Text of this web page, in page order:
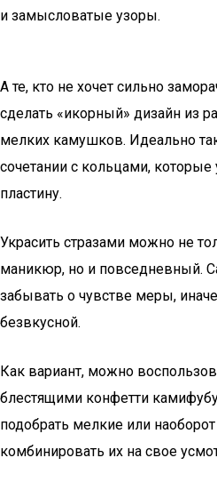
и замысловатые узоры.
А те, кто не хочет сильно
сделать «икорный» дизайн из
мелких камушков. Идеально
сочетании с кольцами,
пластину.
Украсить стразами можно не
маникюр, но и повседневный.
забывать о чувстве меры,
безвкусной.
Как вариант, можно
блестящими конфетти
подобрать мелкие или
комбинировать их на свое